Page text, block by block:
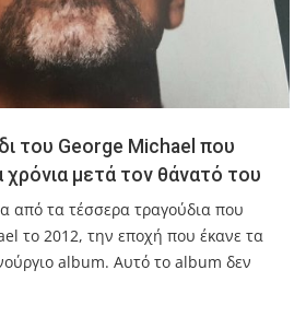
του George Michael που
μετά τον θάνατό του
από τα τέσσερα τραγούδια που
το 2012, την εποχή που έκανε τα
album. Αυτό το album δεν